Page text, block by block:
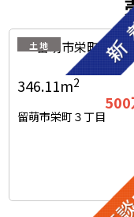
土地
346.11m2
500
留萌市栄町３丁目